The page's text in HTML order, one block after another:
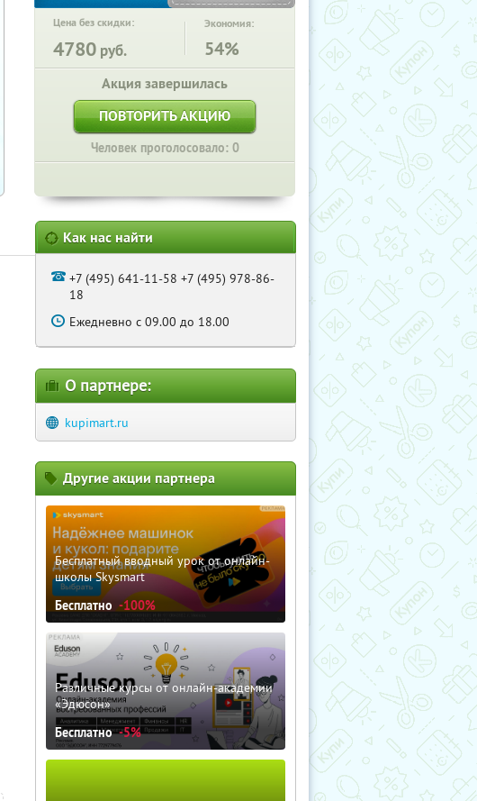
Цена без скидки:
4780 руб.
Экономия:
54%
Акция завершилась
ПОВТОРИТЬ АКЦИЮ
Человек проголосовало: 0
Как нас найти
+7 (495) 641-11-58 +7 (495) 978-86-
18
Ежедневно с 09.00 до 18.00
О партнере:
kupimart.ru
Другие акции партнера
Бесплатный вводный урок от онлайн-
школы Skysmart
Бесплатно -100%
Различные курсы от онлайн-академии
«Эдюсон»
Бесплатно -5%